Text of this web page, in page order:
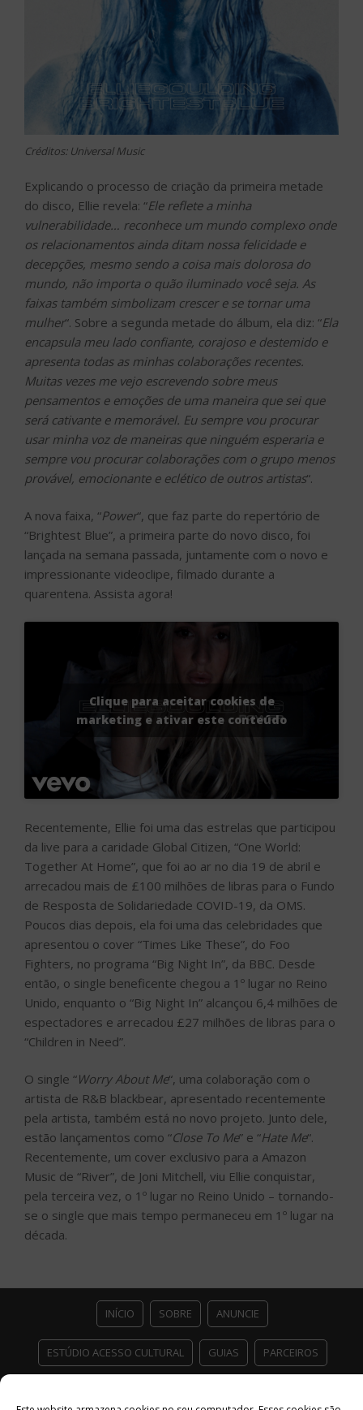
Créditos: Universal Music
Explicando o processo de criação da primeira metade
do disco, Ellie revela: “Ele reflete a minha
vulnerabilidade… reconhece um mundo complexo onde
os relacionamentos ainda ditam nossa felicidade e
decepções, mesmo sendo a coisa mais dolorosa do
mundo, não importa o quão iluminado você seja. As
faixas também simbolizam crescer e se tornar uma
mulher“. Sobre a segunda metade do álbum, ela diz: “Ela
encapsula meu lado confiante, corajoso e destemido e
apresenta todas as minhas colaborações recentes.
Muitas vezes me vejo escrevendo sobre meus
pensamentos e emoções de uma maneira que sei que
será cativante e memorável. Eu sempre vou procurar
usar minha voz de maneiras que ninguém esperaria e
sempre vou procurar colaborações com o grupo menos
provável, emocionante e eclético de outros artistas“.
A nova faixa, “Power“, que faz parte do repertório de
“Brightest Blue”, a primeira parte do novo disco, foi
lançada na semana passada, juntamente com o novo e
impressionante videoclipe, filmado durante a
quarentena. Assista agora!
Clique para aceitar cookies de
marketing e ativar este conteúdo
Recentemente, Ellie foi uma das estrelas que participou
da live para a caridade Global Citizen, “One World:
Together At Home”, que foi ao ar no dia 19 de abril e
arrecadou mais de £100 milhões de libras para o Fundo
de Resposta de Solidariedade COVID-19, da OMS.
Poucos dias depois, ela foi uma das celebridades que
apresentou o cover “Times Like These”, do Foo
Fighters, no programa “Big Night In”, da BBC. Desde
então, o single beneficente chegou a 1º lugar no Reino
Unido, enquanto o “Big Night In” alcançou 6,4 milhões de
espectadores e arrecadou £27 milhões de libras para o
“Children in Need”.
O single “Worry About Me“, uma colaboração com o
artista de R&B blackbear, apresentado recentemente
pela artista, também está no novo projeto. Junto dele,
estão lançamentos como “Close To Me” e “Hate Me“.
Recentemente, um cover exclusivo para a Amazon
Music de “River”, de Joni Mitchell, viu Ellie conquistar,
pela terceira vez, o 1º lugar no Reino Unido – tornando-
se o single que mais tempo permaneceu em 1º lugar na
década.
INÍCIO SOBRE ANUNCIE
ESTÚDIO ACESSO CULTURAL GUIAS PARCEIROS